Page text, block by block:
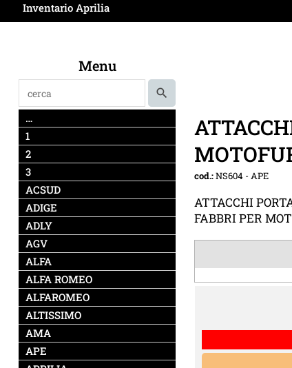
Inventario Aprilia
Menu
…
1
2
3
ACSUD
ADIGE
ADLY
AGV
ALFA
ALFA ROMEO
ALFAROMEO
ALTISSIMO
AMA
APE
cod.:NS604 -APE
ATTACCHI
FABBRI PER